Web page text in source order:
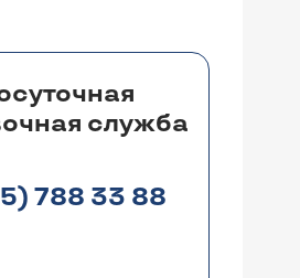
служба
788 33 88